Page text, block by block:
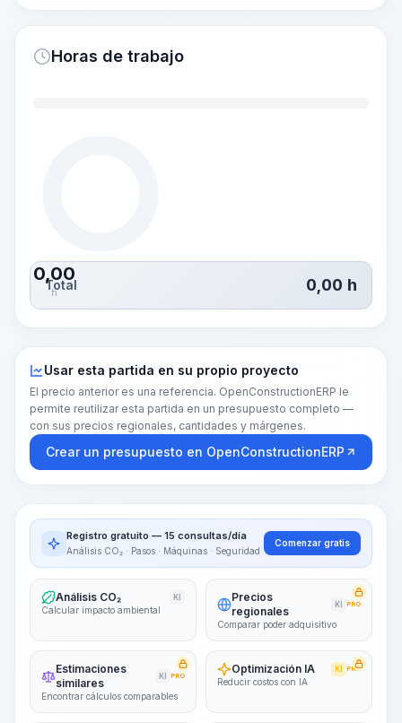
Horas de trabajo
0,00
h
Total 0,00 h
Usar esta partida en su propio proyecto
El precio anterior es una referencia. OpenConstructionERP le
permite reutilizar esta partida en un presupuesto completo —
con sus precios regionales, cantidades y márgenes.
Crear un presupuesto en OpenConstructionERP
Registro gratuito — 15 consultas/día
Análisis CO₂ · Pasos · Máquinas · Seguridad
Comenzar gratis
Análisis CO₂ KI
Calcular impacto ambiental
Precios
regionales
KI PRO
Comparar poder adquisitivo
Estimaciones
similares
KI PRO
Encontrar cálculos comparables
Optimización IA KI PRO
Reducir costos con IA